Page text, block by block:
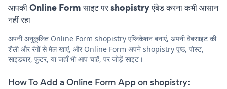
आपकी Online Form साइट पर shopistry एंबेड करना कभी आसान
नहीं रहा
अपनी अनुकूलित Online Form shopistry एप्लिकेशन बनाएं, अपनी वेबसाइट की
शैली और रंगों से मेल खाएं, और Online Form अपने shopistry पृष्ठ, पोस्ट,
साइडबार, फुटर, या जहाँ भी आप चाहें, पर जोड़ें साइट।
How To Add a Online Form App on shopistry: